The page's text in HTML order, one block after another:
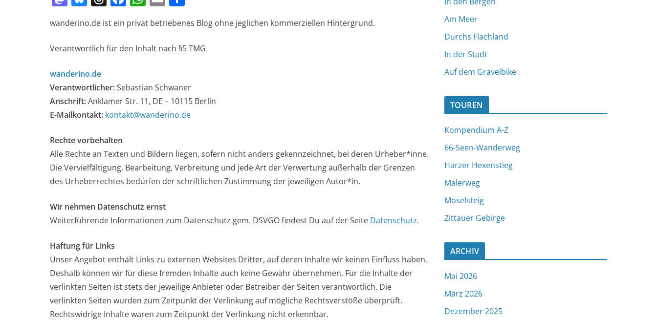
a
st
o
o
n
u
e
sk
re
a
c
e
o
k
h
at
s
p
m
ai
l
le
n
wanderino.de ist ein privat betriebenes Blog ohne jeglichen kommerziellen Hintergrund.
Verantwortlich für den Inhalt nach §5 TMG
wanderino.de
Verantwortlicher:Sebastian Schwaner
Anschrift:Anklamer Str. 11, DE – 10115 Berlin
E-Mailkontakt: kontakt@wanderino.de
Rechte vorbehalten
Alle Rechte an Texten und Bildern liegen, sofern nicht anders gekennzeichnet, bei deren Urheber*inne.
Die Vervielfältigung, Bearbeitung, Verbreitung und jede Art der Verwertung außerhalb der Grenzen
des Urheberrechtes bedürfen der schriftlichen Zustimmung der jeweiligen Autor*in.
Wir nehmen Datenschutz ernst
Weiterführende Informationen zum Datenschutz gem. DSVGO findest Du auf der Seite Datenschutz.
Haftung für Links
Unser Angebot enthält Links zu externen Websites Dritter, auf deren Inhalte wir keinen Einfluss haben.
Deshalb können wir für diese fremden Inhalte auch keine Gewähr übernehmen. Für die Inhalte der
verlinkten Seiten ist stets der jeweilige Anbieter oder Betreiber der Seiten verantwortlich. Die
verlinkten Seiten wurden zum Zeitpunkt der Verlinkung auf mögliche Rechtsverstöße überprüft.
Rechtswidrige Inhalte waren zum Zeitpunkt der Verlinkung nicht erkennbar.
Am Meer
Durchs Flachland
In der Stadt
Auf dem Gravelbike
TOUREN
Kompendium A-Z
66-Seen-Wanderweg
Harzer Hexenstieg
Malerweg
Moselsteig
Zittauer Gebirge
ARCHIV
Mai 2026
März 2026
Dezember 2025